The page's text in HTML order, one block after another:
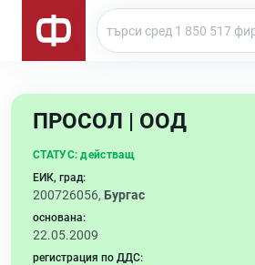
ПРОСОЛ | ООД
СТАТУС: действащ
ЕИК, град:
200726056, Бургас
основана:
22.05.2009
регистрация по ДДС: